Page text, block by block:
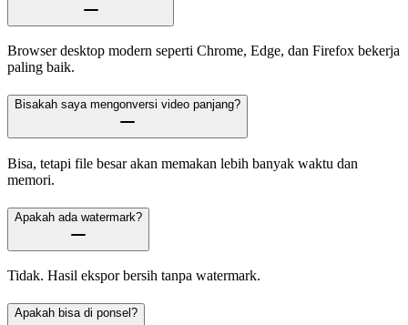
Browser desktop modern seperti Chrome, Edge, dan Firefox bekerja
paling baik.
Bisakah saya mengonversi video panjang?
Bisa, tetapi file besar akan memakan lebih banyak waktu dan
memori.
Apakah ada watermark?
Tidak. Hasil ekspor bersih tanpa watermark.
Apakah bisa di ponsel?